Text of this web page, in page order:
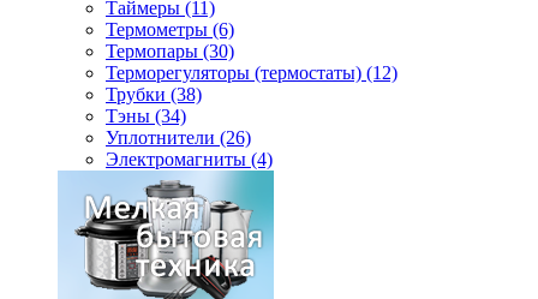
Таймеры (11)
Термометры (6)
Термопары (30)
Терморегуляторы (термостаты) (12)
Трубки (38)
Тэны (34)
Уплотнители (26)
Электромагниты (4)